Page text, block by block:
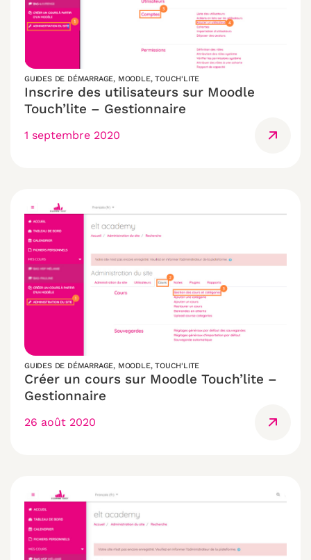
GUIDES DE DÉMARRAGE, MOODLE,TOUCH'LITE
Inscrire des utilisateurs sur Moodle
Touch’lite – Gestionnaire
1 septembre 2020
GUIDES DE DÉMARRAGE, MOODLE,TOUCH'LITE
Créer un cours sur Moodle Touch’lite –
Gestionnaire
26 août 2020